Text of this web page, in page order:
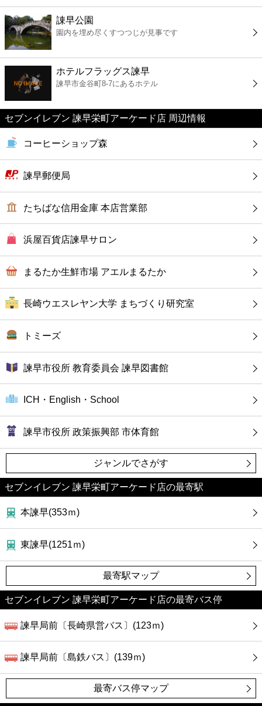
ファミレス
ファーストフード
カフェ
ショッピング
ホテル
諌早公園
園内を埋め尽くすつつじが見事です
ホテルフラッグス諫早
諫早市金谷町8-7にあるホテル
セブンイレブン 諫早栄町アーケード店 周辺情報
コーヒーショップ森
諫早郵便局
たちばな信用金庫 本店営業部
浜屋百貨店諫早サロン
まるたか生鮮市場 アエルまるたか
長崎ウエスレヤン大学 まちづくり研究室
トミーズ
諫早市役所 教育委員会 諫早図書館
ICH・English・School
諫早市役所 政策振興部 市体育館
ジャンルでさがす
セブンイレブン 諫早栄町アーケード店の最寄駅
本諫早(353ｍ)
東諫早(1251ｍ)
最寄駅マップ
セブンイレブン 諫早栄町アーケード店の最寄バス停
諫早局前〔長崎県営バス〕(123ｍ)
諫早局前〔島鉄バス〕(139ｍ)
最寄バス停マップ